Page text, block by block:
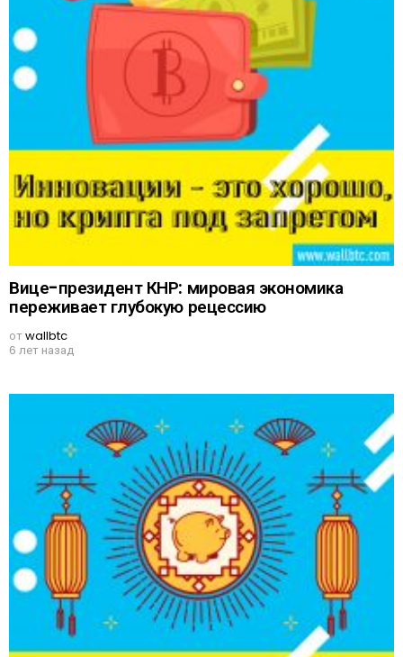
Вице-президент КНР: мировая экономика
переживает глубокую рецессию
отwallbtc
6 лет назад